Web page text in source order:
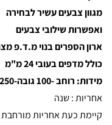
מגוון צבעים עשיר לבחירה
ואפשרות שילובי צבעים
ארון הספרים בנוי מ.ד.פ
כולל מדפים בעובי 24 מ"מ
מידות: רוחב -100 גובה-250 עומק-30
אחריות : שנה
קיימת כעת אחריות מורחבת ל 4 שנים נוספות בתשלום דמי ביקור